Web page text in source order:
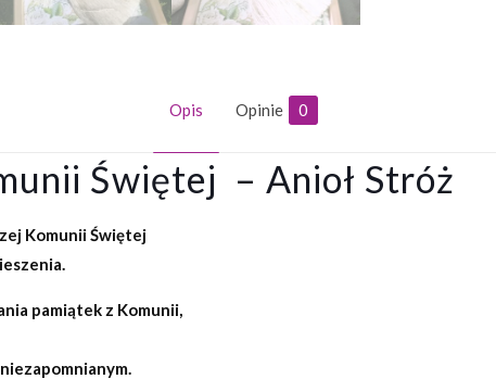
Opis Opinie 0
Świętej – Anioł Stróż
Komunii Świętej
pamiątek z Komunii,